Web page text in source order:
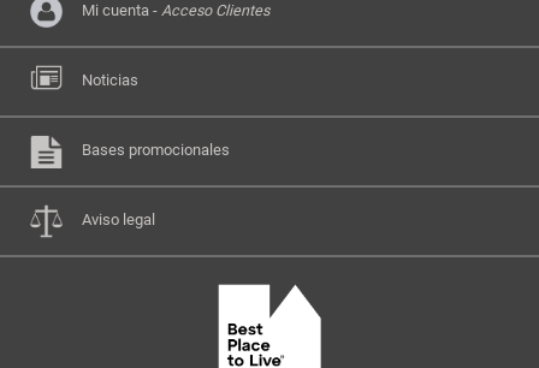
Mi cuenta - Acceso Clientes
Noticias
Bases promocionales
Aviso legal